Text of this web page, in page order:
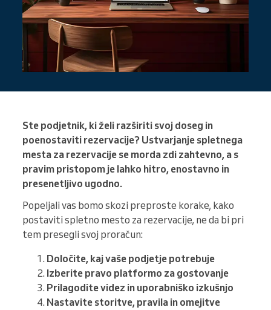
Ste podjetnik, ki želi razširiti svoj doseg in
poenostaviti rezervacije? Ustvarjanje spletnega
mesta za rezervacije se morda zdi zahtevno, a s
pravim pristopom je lahko hitro, enostavno in
presenetljivo ugodno.
Popeljali vas bomo skozi preproste korake, kako
postaviti spletno mesto za rezervacije, ne da bi pri
tem presegli svoj proračun:
Določite, kaj vaše podjetje potrebuje
Izberite pravo platformo za gostovanje
Prilagodite videz in uporabniško izkušnjo
Nastavite storitve, pravila in omejitve